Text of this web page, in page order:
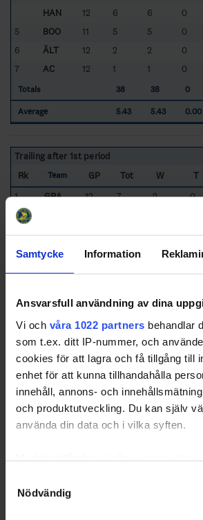
Samtycke Information
Ansvarsfull användning av dina
Vi och våra 1022 partners behandlar
som t.ex. ditt IP-nummer, och
cookies för att lagra och få tillgång till
enhet för att kunna tillhandahålla
innehåll, annons- och
och produktutveckling. Du kan själv
använda din data och i vilka syften.
Med din tillåtelse skulle vi även vilja:
kan ha en noggrannhet på upp till
Nödvändig
HAN
12 6 6 0
5
BOO 11 5 5 0
6
ÄLT 12 2 2 0
7
AC 12 1 1 0
Totals 38 38 0
Average 5.43 5.43 0.00
Trailing after 1st period
Rk
Team GP Tot W T
1
GRA 12 7 2 0
2
3
HAN 12 7 1 1
4
AC 12 6 0
5
BOO
7
FOC 11 0 0 0
Totals 32 4
0.57
Trailing after 2nd period
Rk
Team GP Tot W T
4
GRA